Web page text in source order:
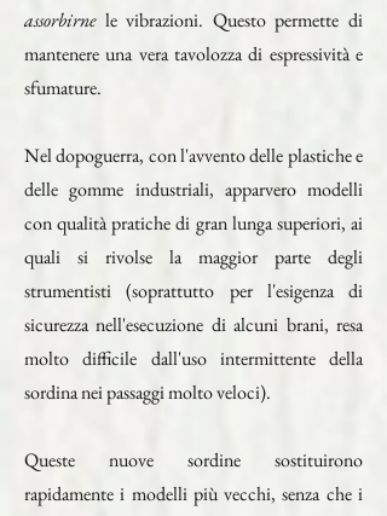
assorbirnele vibrazioni. Questo permette di
mantenere una vera tavolozza di espressività e
sfumature.
Nel dopoguerra, con l'avvento delle plastiche e
delle gomme industriali, apparvero modelli
con qualità pratiche di gran lunga superiori, ai
quali si rivolse la maggior parte degli
strumentisti (soprattutto per l'esigenza di
sicurezza nell'esecuzione di alcuni brani, resa
molto difficile dall'uso intermittente della
sordina nei passaggi molto veloci).
Queste nuove sordine sostituirono
rapidamente i modelli più vecchi, senza che i